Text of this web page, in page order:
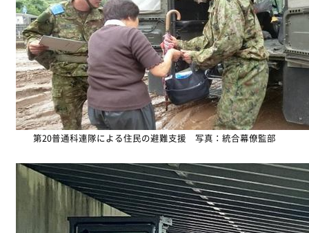
第20普通科連隊による住民の避難支援 写真：統合幕僚監部